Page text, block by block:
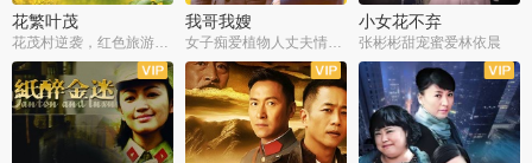
花繁叶茂
花茂村逆袭，红色旅游出圈
我哥我嫂
女子痴爱植物人丈夫情定一生
小女花不弃
张彬彬甜宠蜜爱林依晨
全42集
全35集 全32集